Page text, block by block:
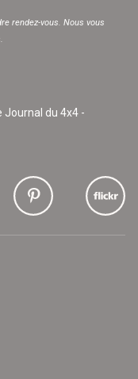
rendez-vous. Nous vous
Journal du 4x4 -